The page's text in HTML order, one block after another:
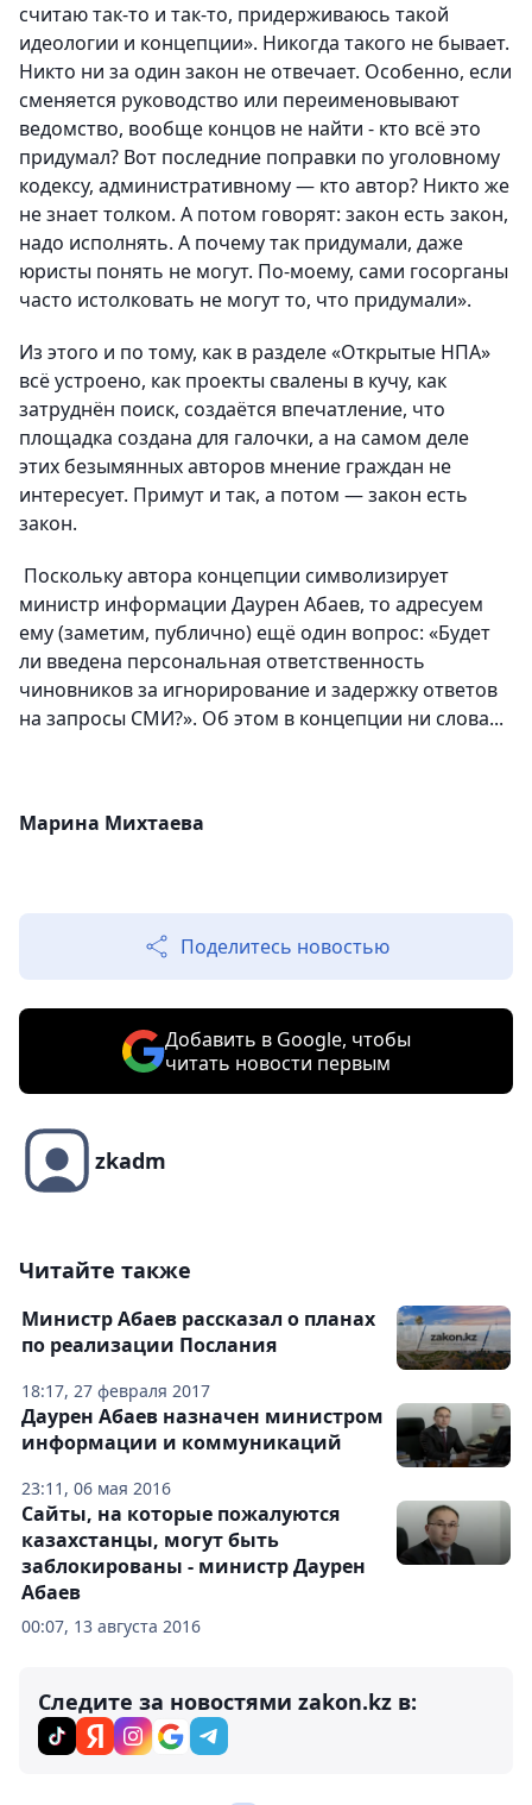
считаю так-то и так-то, придерживаюсь такой
идеологии и концепции». Никогда такого не бывает.
Никто ни за один закон не отвечает. Особенно, если
сменяется руководство или переименовывают
ведомство, вообще концов не найти - кто всё это
придумал? Вот последние поправки по уголовному
кодексу, административному — кто автор? Никто же
не знает толком. А потом говорят: закон есть закон,
надо исполнять. А почему так придумали, даже
юристы понять не могут. По-моему, сами госорганы
часто истолковать не могут то, что придумали».
Из этого и по тому, как в разделе «Открытые НПА»
всё устроено, как проекты свалены в кучу, как
затруднён поиск, создаётся впечатление, что
площадка создана для галочки, а на самом деле
этих безымянных авторов мнение граждан не
интересует. Примут и так, а потом — закон есть
закон.
Поскольку автора концепции символизирует
министр информации Даурен Абаев, то адресуем
ему (заметим, публично) ещё один вопрос: «Будет
ли введена персональная ответственность
чиновников за игнорирование и задержку ответов
на запросы СМИ?». Об этом в концепции ни слова...
Марина Михтаева
Поделитесь новостью
Добавить в Google, чтобы
читать новости первым
zkadm
Читайте также
18:17, 27 февраля 2017
Министр Абаев рассказал о планах
по реализации Послания
23:11, 06 мая 2016
Даурен Абаев назначен министром
информации и коммуникаций
00:07, 13 августа 2016
Сайты, на которые пожалуются
казахстанцы, могут быть
заблокированы - министр Даурен
Абаев
Следите за новостями zakon.kz в: